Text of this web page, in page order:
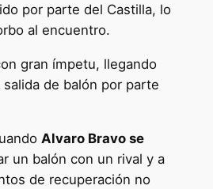
por parte del Castilla, lo
al encuentro.
gran ímpetu, llegando
de balón por parte
Alvaro Bravo se
un balón con un rival y a
de recuperación no